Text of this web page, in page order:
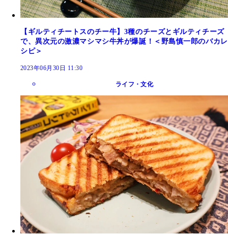
【ギルティチートスのチー牛】3種のチーズとギルティチーズ
で、異次元の激濃マシマシ牛丼が爆誕！＜野島慎一郎のバカレ
シピ＞
2023年06月30日 11:30
ライフ・文化